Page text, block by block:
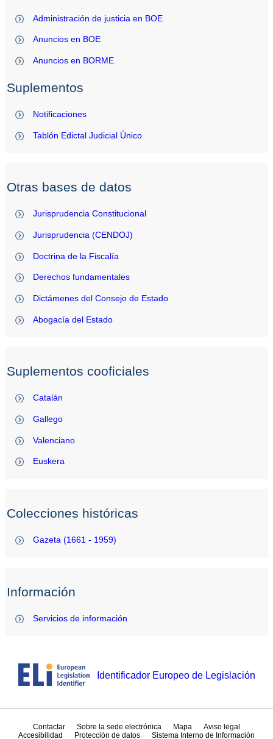
Administración de justicia en BOE
Anuncios en BOE
Anuncios en BORME
Suplementos
Notificaciones
Tablón Edictal Judicial Único
Otras bases de datos
Jurisprudencia Constitucional
Jurisprudencia (CENDOJ)
Doctrina de la Fiscalía
Derechos fundamentales
Dictámenes del Consejo de Estado
Abogacía del Estado
Suplementos cooficiales
Catalán
Gallego
Valenciano
Euskera
Colecciones históricas
Gazeta (1661 - 1959)
Información
Servicios de información
Identificador Europeo de Legislación
Contactar Sobre la sede electrónica Mapa
Aviso legal
Accesibilidad
Protección de datos Sistema Interno de Información